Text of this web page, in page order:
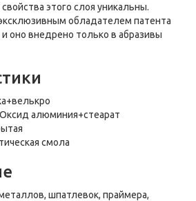
этого слоя уникальны.
обладателем патента
оно внедрено только в абразивы
Оксид алюминия+стеарат
смола
шпатлевок, праймера,